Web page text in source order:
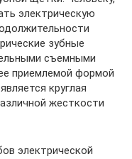
электрическую
зубные
съемными
приемлемой формой
круглая
жесткости
электрической